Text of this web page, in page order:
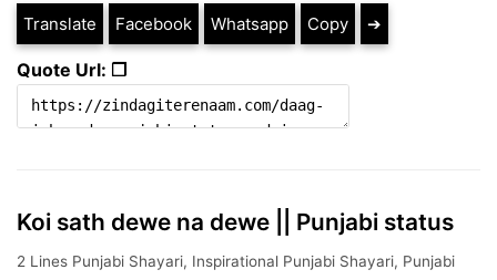
Translate Facebook Whatsapp Copy ➔
Quote Url: ❐
Koi sath dewe na dewe || Punjabi status
2 Lines Punjabi Shayari, Inspirational Punjabi Shayari, Punjabi